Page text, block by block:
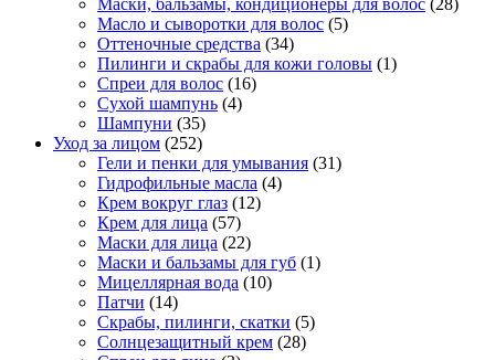
Маски, бальзамы, кондиционеры для волос (28)
Масло и сыворотки для волос (5)
Оттеночные средства (34)
Пилинги и скрабы для кожи головы (1)
Спреи для волос (16)
Сухой шампунь (4)
Шампуни (35)
Уход за лицом (252)
Гели и пенки для умывания (31)
Гидрофильные масла (4)
Крем вокруг глаз (12)
Крем для лица (57)
Маски для лица (22)
Маски и бальзамы для губ (1)
Мицеллярная вода (10)
Патчи (14)
Скрабы, пилинги, скатки (5)
Солнцезащитный крем (28)